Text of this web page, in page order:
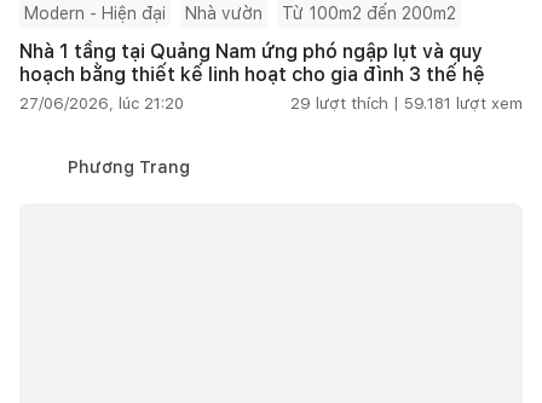
Modern - Hiện đại Nhà vườn Từ 100m2 đến 200m2
Nhà 1 tầng tại Quảng Nam ứng phó ngập lụt và quy
hoạch bằng thiết kế linh hoạt cho gia đình 3 thế hệ
27/06/2026, lúc 21:20 29 lượt thích | 59.181 lượt xem
Phương Trang